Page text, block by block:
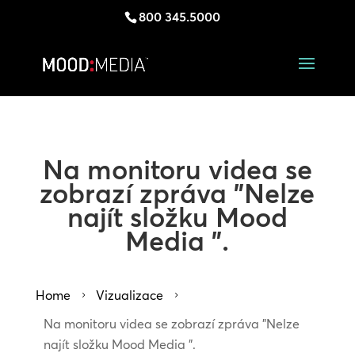
800 345.5000
Na monitoru videa se
zobrazí zpráva "Nelze
najít složku Mood
Media ".
Home 5 Vizualizace 5
Na monitoru videa se zobrazí zpráva "Nelze
najít složku Mood Media ".